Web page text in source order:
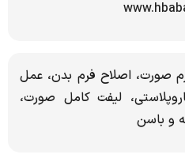
صورت، اصلاح فرم بدن، عمل
لیفت کامل صورت،
و باسن